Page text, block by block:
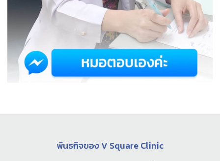
พันธกิจของ V Square Clinic